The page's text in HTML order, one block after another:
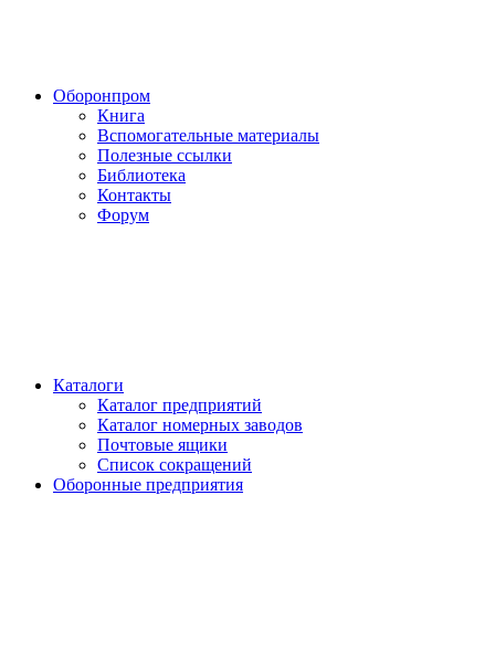
Оборонпром
Книга
Вспомогательные материалы
Полезные ссылки
Библиотека
Контакты
Форум
Каталоги
Каталог предприятий
Каталог номерных заводов
Почтовые ящики
Список сокращений
Оборонные предприятия